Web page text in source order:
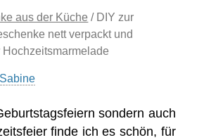
aus der Küche / DIY zur
nett verpackt und
Sabine
sondern auch
finde ich es schön, für